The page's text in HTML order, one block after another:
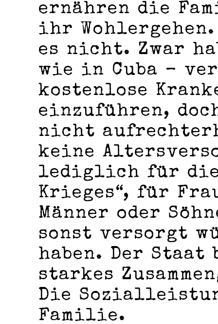
ernähren die
ihr
es nicht. Zwar
wie in Cuba ­–
kostenlose
einzuführen,
nicht
keine
lediglich für die
Krieges“, für
Männer oder
sonst versorgt
haben. Der
starkes
Die
Familie.